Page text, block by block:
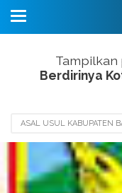
Berdirinya
ASAL USUL KABUPATEN
ASAL USUL KABUPATEN
BERDIRINYA KOTABARU